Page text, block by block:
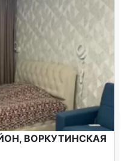
ВОРКУТИНСКАЯ